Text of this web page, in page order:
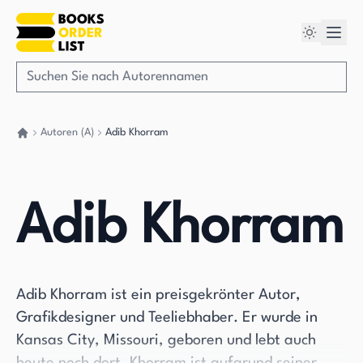
Autoren (A) Adib Khorram
Adib Khorram
Adib Khorram ist ein preisgekrönter Autor,
Grafikdesigner und Teeliebhaber. Er wurde in
Kansas City, Missouri, geboren und lebt auch